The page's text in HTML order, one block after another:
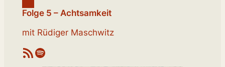
Folge 5 – Achtsamkeit
mit Rüdiger Maschwitz
RSS-Feed Spotify